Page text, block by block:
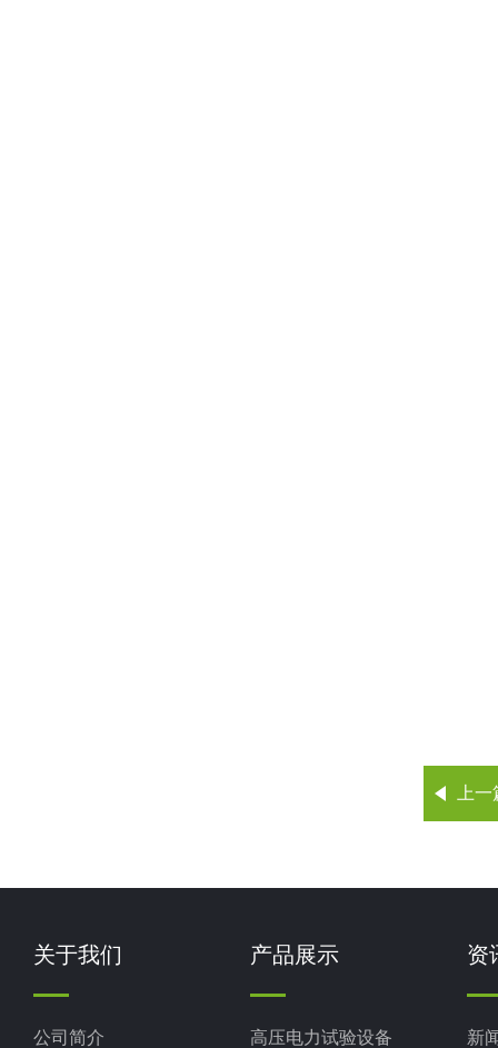
上
关于我们
公司简介
产品展示
高压电力试验设备
资
新